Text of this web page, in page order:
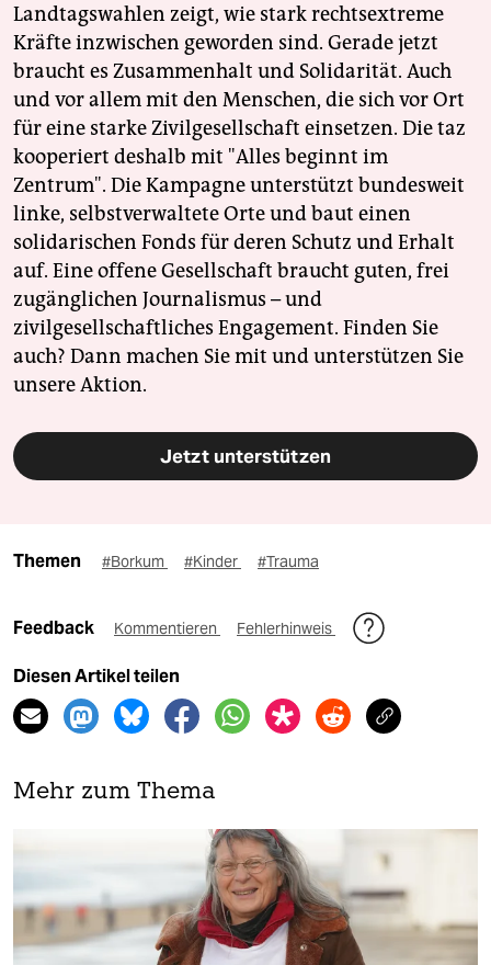
Landtagswahlen zeigt, wie stark rechtsextreme
Kräfte inzwischen geworden sind. Gerade jetzt
braucht es Zusammenhalt und Solidarität. Auch
und vor allem mit den Menschen, die sich vor Ort
für eine starke Zivilgesellschaft einsetzen. Die taz
kooperiert deshalb mit "Alles beginnt im
Zentrum". Die Kampagne unterstützt bundesweit
linke, selbstverwaltete Orte und baut einen
solidarischen Fonds für deren Schutz und Erhalt
auf. Eine offene Gesellschaft braucht guten, frei
zugänglichen Journalismus – und
zivilgesellschaftliches Engagement. Finden Sie
auch? Dann machen Sie mit und unterstützen Sie
unsere Aktion.
Jetzt unterstützen
Themen #Borkum #Kinder #Trauma
Feedback Kommentieren Fehlerhinweis
Diesen Artikel teilen
Mehr zum Thema